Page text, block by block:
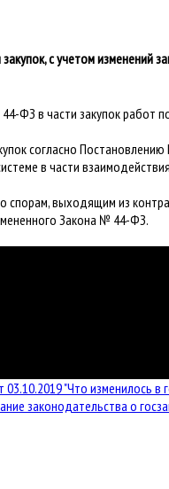
с учетом изменений
ФЗ в части закупок работ
согласно
в части
выходящим из
Закона № 44-ФЗ.
03.10.2019 "Что изменилось в
законодательства о